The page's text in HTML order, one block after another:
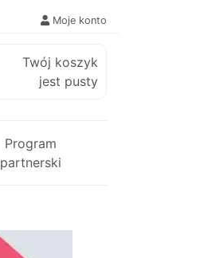
Moje konto
Twój koszyk
jest pusty
Program
partnerski